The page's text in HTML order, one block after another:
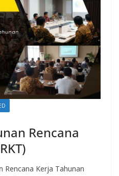
Rencana
Rencana Kerja Tahunan